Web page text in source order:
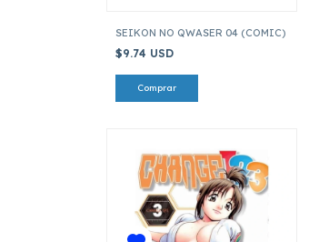
SEIKON NO QWASER 04 (COMIC)
$9.74 USD